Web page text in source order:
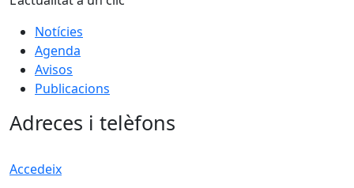
Notícies
Agenda
Avisos
Publicacions
Adreces i telèfons
Accedeix